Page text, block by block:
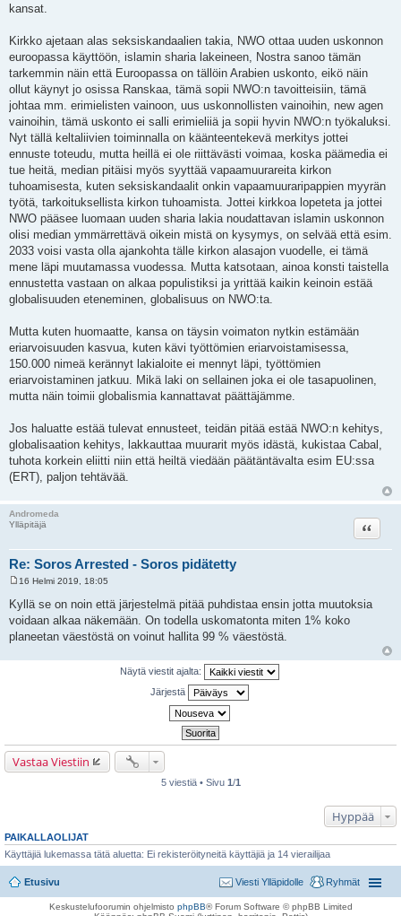
kansat.
Kirkko ajetaan alas seksiskandaalien takia, NWO ottaa uuden uskonnon
euroopassa käyttöön, islamin sharia lakeineen, Nostra sanoo tämän
tarkemmin näin että Euroopassa on tällöin Arabien uskonto, eikö näin
ollut käynyt jo osissa Ranskaa, tämä sopii NWO:n tavoitteisiin, tämä
johtaa mm. erimielisten vainoon, uus uskonnollisten vainoihin, new agen
vainoihin, tämä uskonto ei salli erimieliiä ja sopii hyvin NWO:n työkaluksi.
Nyt tällä keltaliivien toiminnalla on käänteentekevä merkitys jottei
ennuste toteudu, mutta heillä ei ole riittävästi voimaa, koska päämedia ei
tue heitä, median pitäisi myös syyttää vapaamuurareita kirkon
tuhoamisesta, kuten seksiskandaalit onkin vapaamuuraripappien myyrän
työtä, tarkoituksellista kirkon tuhoamista. Jottei kirkkoa lopeteta ja jottei
NWO pääsee luomaan uuden sharia lakia noudattavan islamin uskonnon
olisi median ymmärrettävä oikein mistä on kysymys, on selvää että esim.
2033 voisi vasta olla ajankohta tälle kirkon alasajon vuodelle, ei tämä
mene läpi muutamassa vuodessa. Mutta katsotaan, ainoa konsti taistella
ennustetta vastaan on alkaa populistiksi ja yrittää kaikin keinoin estää
globalisuuden eteneminen, globalisuus on NWO:ta.
Mutta kuten huomaatte, kansa on täysin voimaton nytkin estämään
eriarvoisuuden kasvua, kuten kävi työttömien eriarvoistamisessa,
150.000 nimeä kerännyt lakialoite ei mennyt läpi, työttömien
eriarvoistaminen jatkuu. Mikä laki on sellainen joka ei ole tasapuolinen,
mutta näin toimii globalismia kannattavat päättäjämme.
Jos haluatte estää tulevat ennusteet, teidän pitää estää NWO:n kehitys,
globalisaation kehitys, lakkauttaa muurarit myös idästä, kukistaa Cabal,
tuhota korkein eliitti niin että heiltä viedään päätäntävalta esim EU:ssa
(ERT), paljon tehtävää.
Andromeda
Ylläpitäjä
Re: Soros Arrested - Soros pidätetty
Lainaa
e
s
i
16 Helmi 2019, 18:05
Kyllä se on noin että järjestelmä pitää puhdistaa ensin jotta muutoksia
voidaan alkaa näkemään. On todella uskomatonta miten 1% koko
planeetan väestöstä on voinut hallita 99 % väestöstä.
Näytä viestit ajalta:
Järjestä
Vastaa Viestiin
5 viestiä • Sivu 1/1
Hyppää
PAIKALLAOLIJAT
Käyttäjiä lukemassa tätä aluetta: Ei rekisteröityneitä käyttäjiä ja 14 vierailijaa
Etusivu Ryhmät
Viesti Ylläpidolle
Keskustelufoorumin ohjelmisto phpBB® Forum Software © phpBB Limited